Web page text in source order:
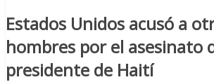
Estados Unidos acusó a
hombres por el asesinato
presidente de Haití